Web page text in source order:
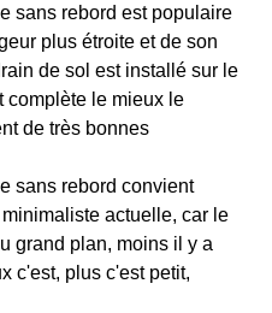
sans rebord est populaire
plus étroite et de son
de sol est installé sur le
complète le mieux le
de très bonnes
sans rebord convient
actuelle, car le
grand plan, moins il y a
c'est, plus c'est petit,